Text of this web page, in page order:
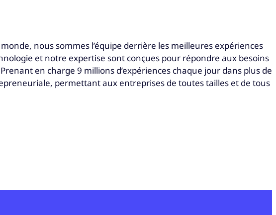
nous sommes l’équipe derrière les meilleures expériences
et notre expertise sont conçues pour répondre aux besoins
en charge 9 millions d’expériences chaque jour dans plus de
permettant aux entreprises de toutes tailles et de tous